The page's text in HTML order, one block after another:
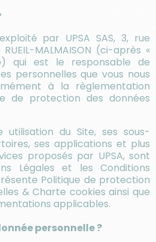
par UPSA SAS, 3, rue
MALMAISON (ci-après «
qui est le responsable de
personnelles que vous nous
à la règlementation
de protection des données
du Site, ses sous-
ses applications et plus
proposés par UPSA, sont
Légales et les Conditions
Politique de protection
& Charte cookies ainsi que
applicables.
personnelle ?